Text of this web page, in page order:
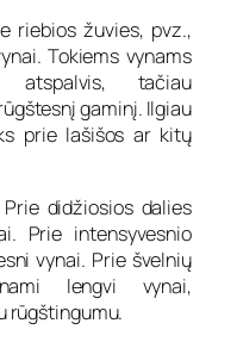
riebios žuvies, pvz.,
Tokiems vynams
atspalvis, tačiau
gaminį. Ilgiau
prie lašišos ar kitų
didžiosios dalies
Prie intensyvesnio
vynai. Prie švelnių
lengvi vynai,
rūgštingumu.